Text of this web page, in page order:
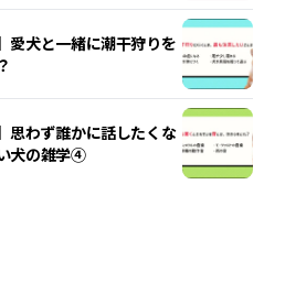
愛犬と一緒に潮干狩りを
思わず誰かに話したくな
犬の雑学④